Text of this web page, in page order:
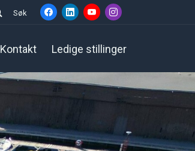
Søk
Kontakt Ledige stillinger